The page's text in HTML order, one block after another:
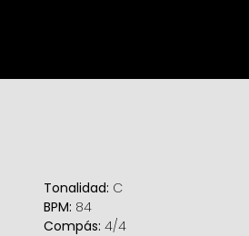
Tonalidad: C
BPM: 84
Compás: 4/4